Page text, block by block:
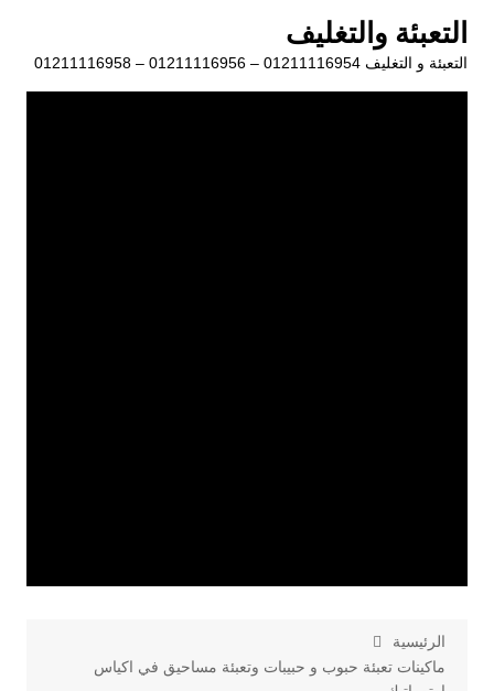
المحتوى
التعبئة والتغليف
التعبئة و التغليف 01211116954 – 01211116956 – 01211116958
الرئيسية
ماكينات تعبئة حبوب و حبيبات وتعبئة مساحيق في اكياس